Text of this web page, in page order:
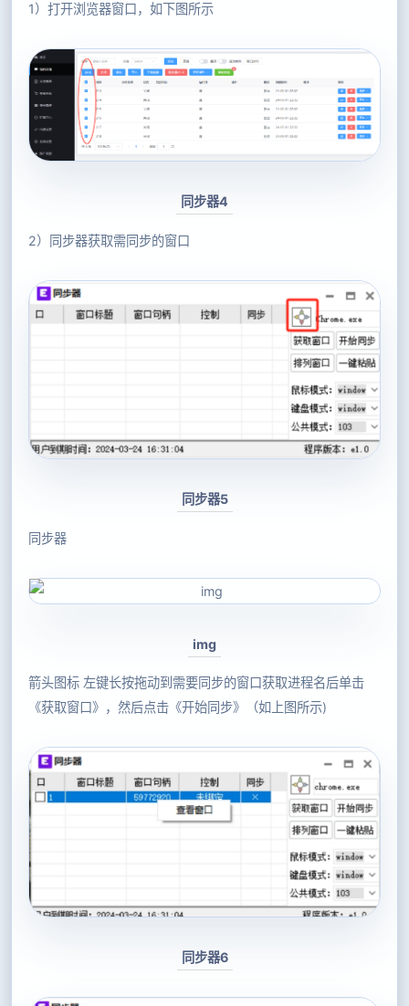
1）打开浏览器窗口，如下图所示
同步器4
2）同步器获取需同步的窗口
同步器5
同步器
img
箭头图标 左键长按拖动到需要同步的窗口获取进程名后单击
《获取窗口》，然后点击《开始同步》（如上图所示)
同步器6